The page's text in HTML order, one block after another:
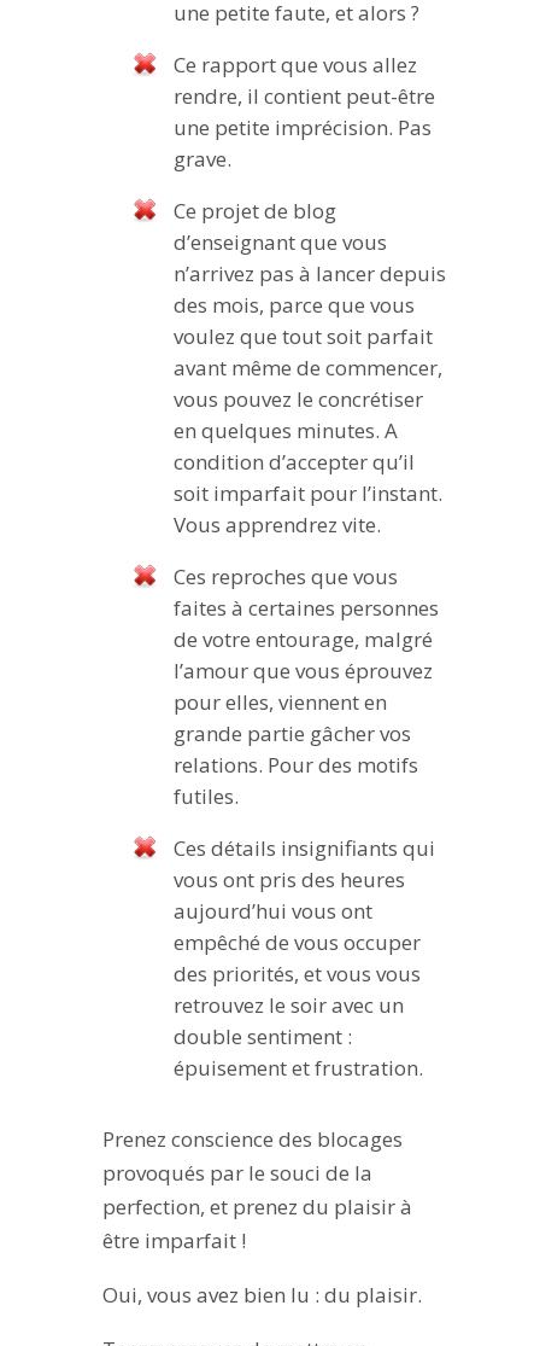
une petite faute, et alors ?
Ce rapport que vous allez
rendre, il contient peut-être
une petite imprécision. Pas
grave.
Ce projet de blog
d’enseignant que vous
n’arrivez pas à lancer depuis
des mois, parce que vous
voulez que tout soit parfait
avant même de commencer,
vous pouvez le concrétiser
en quelques minutes. A
condition d’accepter qu’il
soit imparfait pour l’instant.
Vous apprendrez vite.
Ces reproches que vous
faites à certaines personnes
de votre entourage, malgré
l’amour que vous éprouvez
pour elles, viennent en
grande partie gâcher vos
relations. Pour des motifs
futiles.
Ces détails insignifiants qui
vous ont pris des heures
aujourd’hui vous ont
empêché de vous occuper
des priorités, et vous vous
retrouvez le soir avec un
double sentiment :
épuisement et frustration.
Prenez conscience des blocages
provoqués par le souci de la
perfection, et prenez du plaisir à
être imparfait !
Oui, vous avez bien lu : du plaisir.